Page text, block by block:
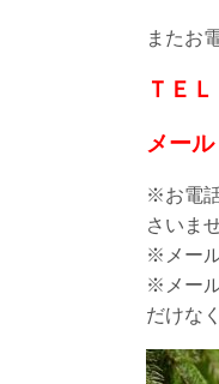
またお
ＴＥ
メー
※お電
さいませ
※メー
※メー
だけな